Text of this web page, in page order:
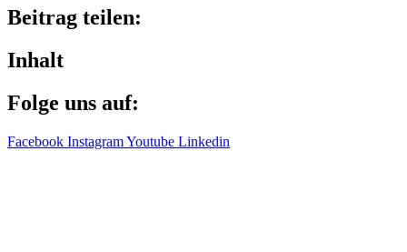
Beitrag teilen:
Inhalt
Folge uns auf:
Facebook InstagramYoutube Linkedin